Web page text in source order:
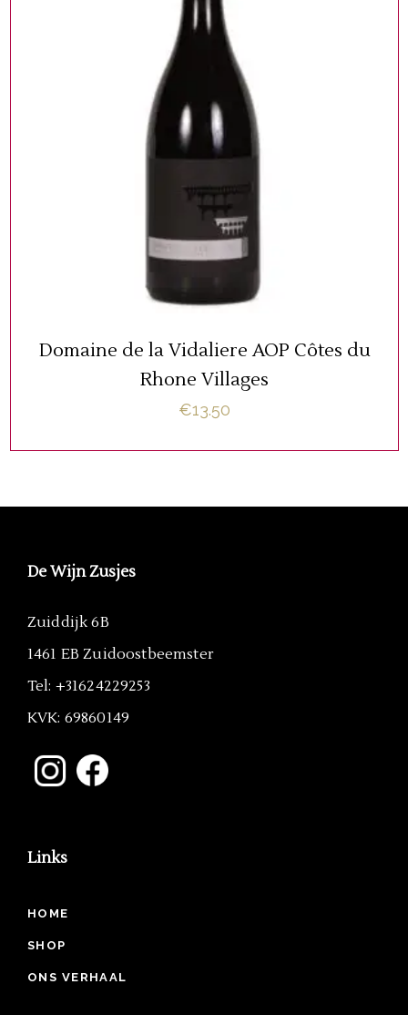
WIJNFLESSEN
TOEVOEGEN AAN WINKELWAGEN
Domaine de la Vidaliere AOP Côtes du
Rhone Villages
€13.50
De Wijn Zusjes
Zuiddijk 6B
1461 EB Zuidoostbeemster
Tel: +31624229253
KVK: 69860149
Links
HOME
SHOP
ONS VERHAAL